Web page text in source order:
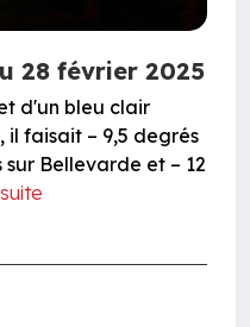
28 février 2025
d'un bleu clair
il faisait – 9,5 degrés
Bellevarde et – 12